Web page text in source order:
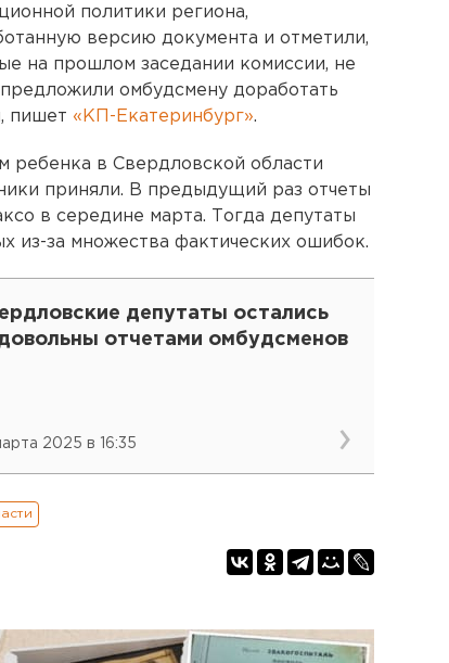
политики региона,
версию документа и отметили,
на прошлом заседании комиссии, не
омбудсмену доработать
пишет «КП-Екатеринбург».
ребенка в Свердловской области
приняли. В предыдущий раз отчеты
в середине марта. Тогда депутаты
из-за множества фактических ошибок.
депутаты остались
отчетами омбудсменов
2025 в 16:35